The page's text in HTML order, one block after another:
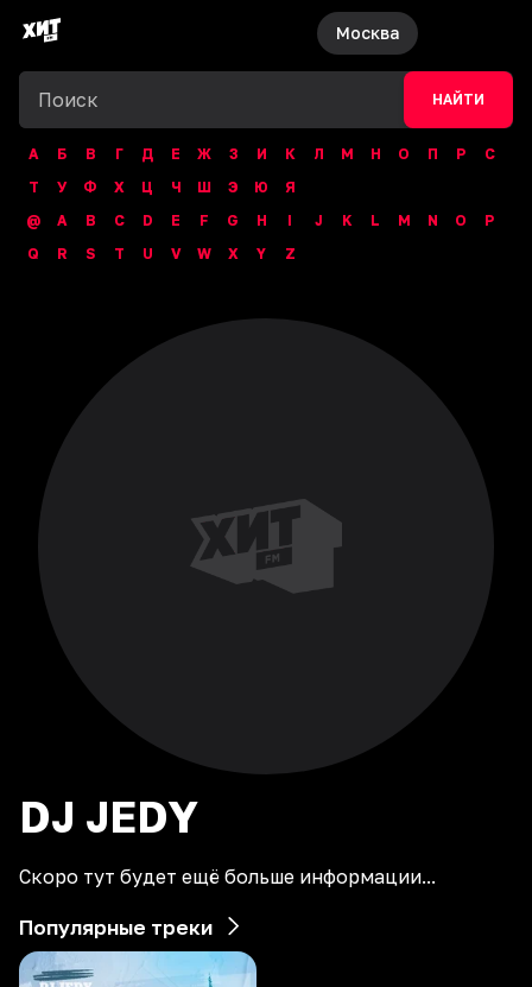
Москва
НАЙТИ
А Б В Г Д Е Ж З И К Л М Н О П Р
С
Т
У Ф Х Ц Ч Ш Э Ю
Я
@
A B C D E F G H I J K L M N O
P
Q
R S T U V W X Y Z
DJ JEDY
Скоро тут будет ещё больше информации...
Популярные треки